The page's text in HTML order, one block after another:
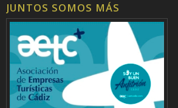
JUNTOS SOMOS MÁS